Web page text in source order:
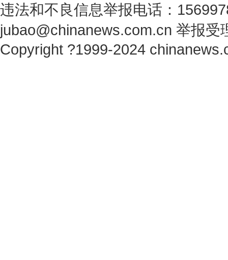
违法和不良信息举报电话：
jubao@chinanews.com.cn 举报受
Copyright ?1999-2024